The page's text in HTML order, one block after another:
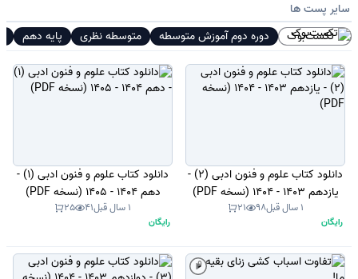
سایر پست ها
تکست‌بوک دوره دوم آموزش متوسطه متوسطه نظری پایه دهم
دانلود کتاب علوم و فنون ادبی (2) -
یازدهم 1403 - 1404 (نسخه PDF)
1 سال قبل 98
21
رایگان
دانلود کتاب علوم و فنون ادبی (1) -
دهم 1404 - 1405 (نسخه PDF)
1 سال قبل 41
25
رایگان